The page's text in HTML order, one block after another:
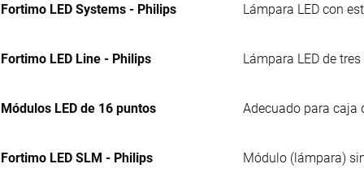
Fortimo LED Systems - Philips Lámpara LED con
Fortimo LED Line - Philips Lámpara LED de
Módulos LED de 16 puntos Adecuado para caja
Fortimo LED SLM - Philips Módulo (lámpara)